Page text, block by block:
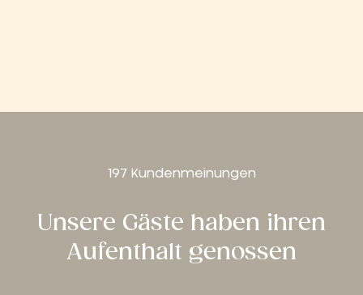
197 Kundenmeinungen
Unsere Gäste haben ihren
Aufenthalt genossen